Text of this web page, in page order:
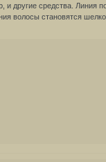
и другие средства. Линия
волосы становятся